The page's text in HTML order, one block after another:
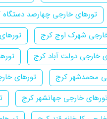
تورهای خارجی چهارصد
شهرک اوج کرج
خارجی دولت آباد کرج
محمدشهر کرج تورهای
خارجی جهانشهر کرج